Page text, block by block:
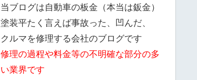
当ブログは自動車の板金（本当は鈑金）
塗装平たく言えば事故った、凹んだ、
クルマを修理する会社のブログです
修理の過程や料金等の不明確な部分の多
い業界です